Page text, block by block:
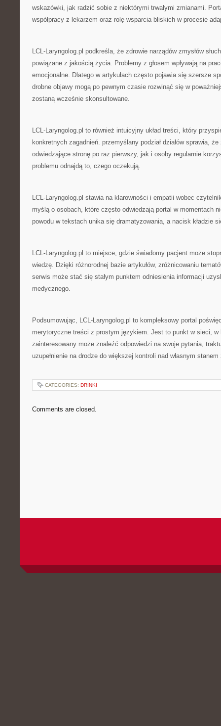
wskazówki, jak radzić sobie z niektórymi trwałymi zmianami.
współpracy z lekarzem oraz rolę wsparcia bliskich w procesie
LCL-Laryngolog.pl podkreśla, że zdrowie narządów zmysłów
powiązane z jakością życia. Problemy z głosem wpływają na
emocjonalne. Dlatego w artykułach często pojawia się szersze
drobne objawy mogą po pewnym czasie rozwinąć się w
zostaną wcześnie skonsultowane.
LCL-Laryngolog.pl to również intuicyjny układ treści, który
konkretnych zagadnień. przemyślany podział działów sprawia,
odwiedzające stronę po raz pierwszy, jak i osoby regularnie
problemu odnajdą to, czego oczekują.
LCL-Laryngolog.pl stawia na klarowności i empatii wobec
myślą o osobach, które często odwiedzają portal w momentach
powodu w tekstach unika się dramatyzowania, a nacisk kładzie
LCL-Laryngolog.pl to miejsce, gdzie świadomy pacjent może
wiedzę. Dzięki różnorodnej bazie artykułów, zróżnicowaniu
serwis może stać się stałym punktem odniesienia informacji
medycznego.
Podsumowując, LCL-Laryngolog.pl to kompleksowy portal
merytoryczne treści z prostym językiem. Jest to punkt w sieci, w
zainteresowany może znaleźć odpowiedzi na swoje pytania,
uzupełnienie na drodze do większej kontroli nad własnym stanem
CATEGORIES: DRINKI
Comments are closed.